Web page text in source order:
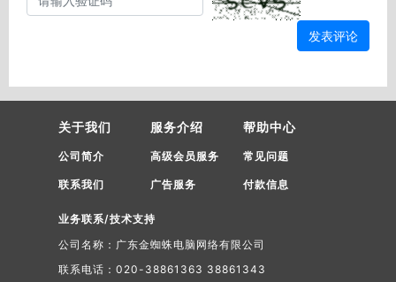
发表评论
关于我们
公司简介
联系我们
服务介绍
高级会员服务
广告服务
帮助中心
常见问题
付款信息
业务联系/技术支持
公司名称：广东金蜘蛛电脑网络有限公司
联系电话：020-38861363 38861343